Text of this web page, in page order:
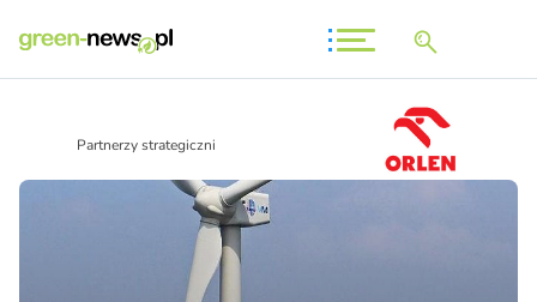
Partnerzy strategiczni